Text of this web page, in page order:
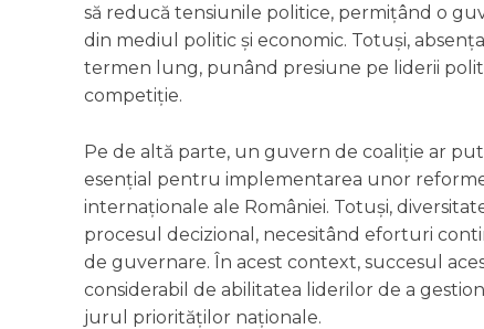
să reducă tensiunile politice, permițând o
din mediul politic și economic. Totuși,
termen lung, punând presiune pe liderii
competiție.
Pe de altă parte, un guvern de coaliție ar
esențial pentru implementarea unor
internaționale ale României. Totuși,
procesul decizional, necesitând eforturi
de guvernare. În acest context, succesul
considerabil de abilitatea liderilor de a
jurul priorităților naționale.